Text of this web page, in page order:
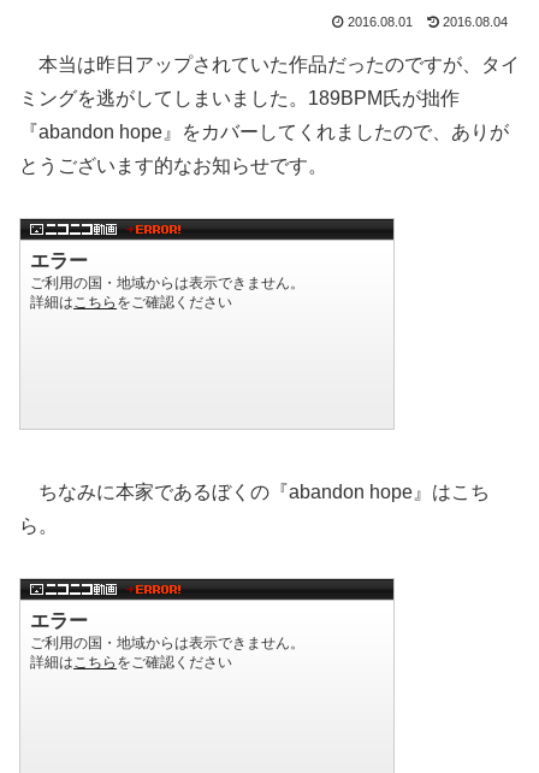
2016.08.01 2016.08.04
本当は昨日アップされていた作品だったのですが、タイ
ミングを逃がしてしまいました。189BPM氏が拙作
『abandon hope』をカバーしてくれましたので、ありが
とうございます的なお知らせです。
ちなみに本家であるぼくの『abandon hope』はこち
ら。